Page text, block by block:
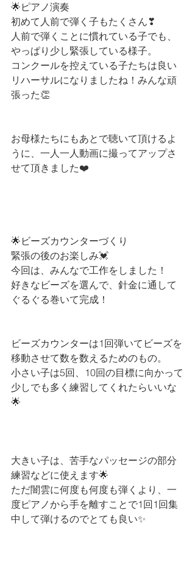
🌟ピアノ演奏
初めて人前で弾く子もたくさん❣
人前で弾くことに慣れている子でも、
やっぱり少し緊張している様子。
コンクールを控えている子たちは良い
リハーサルになりましたね！みんな頑
張った👏
お母様たちにもあとで聴いて頂けるよ
うに、一人一人動画に撮ってアップさ
せて頂きました❤️
🌟ビーズカウンターづくり
緊張の後のお楽しみ💓
今回は、みんなで工作をしました！
好きなビーズを選んで、針金に通して
ぐるぐる巻いて完成！
ビーズカウンターは1回弾いてビーズを
移動させて数を数えるためのもの。
小さい子は5回、10回の目標に向かって
少しでも多く練習してくれたらいいな
🌟
大きい子は、苦手なパッセージの部分
練習などに使えます🌟
ただ闇雲に何度も何度も弾くより、一
度ピアノから手を離すことで1回1回集
中して弾けるのでとても良い✨